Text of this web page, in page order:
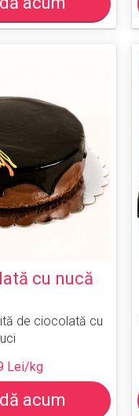
cu nucă
de ciocolată cu
Lei/kg
acum